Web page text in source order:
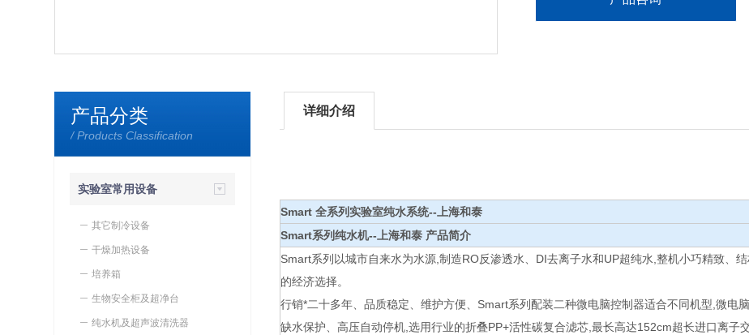
产品分类
/ Products Classification
实验室常用设备
其它制冷设备
干燥加热设备
培养箱
生物安全柜及超净台
纯水机及超声波清洗器
详细介绍
Smart 全系列实验室纯水系统--上海和泰
Smart系列纯水机--上海和泰 产品简介
Smart系列以城市自来水为水源,制造RO反渗透水、DI去离子水和UP超纯水,整机小巧精致、
的经济选择。
行销*二十多年、品质稳定、维护方便、Smart系列配装二种微电脑控制器适合不同机型,微电
缺水保护、高压自动停机,选用行业的折叠PP+活性碳复合滤芯,最长高达152cm超长进口离子